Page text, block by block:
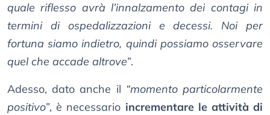
quale riflesso avrà l’innalzamento dei contagi in
termini di ospedalizzazioni e decessi. Noi per
fortuna siamo indietro, quindi possiamo osservare
quel che accade altrove”.
Adesso, dato anche il “momento particolarmente
positivo”, è necessario incrementare le attività di